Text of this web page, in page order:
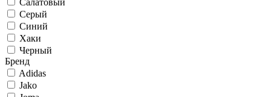
Серый
Синий
Хаки
Черный
Бренд
Adidas
Jako